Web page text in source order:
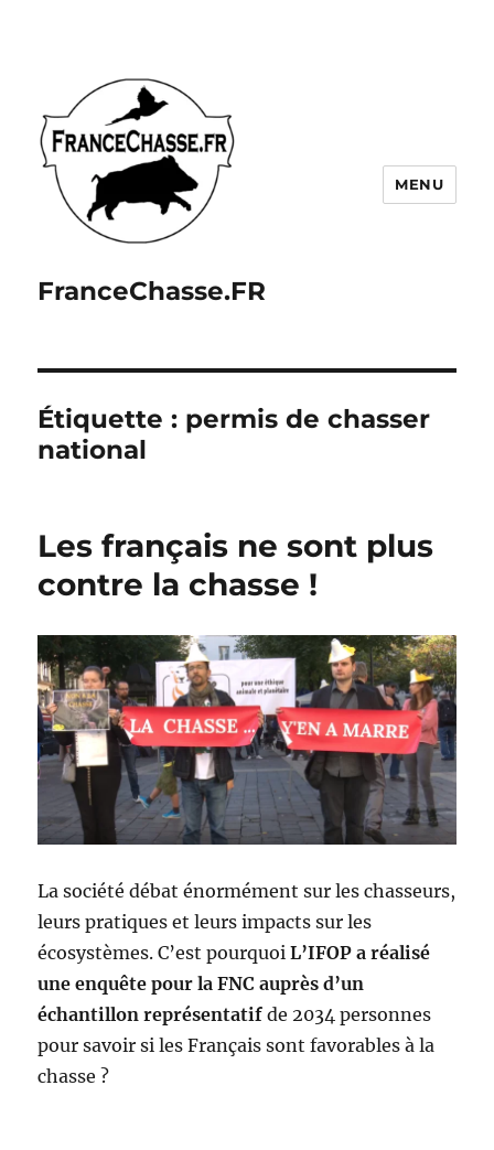
FranceChasse.FR
MENU
Étiquette : permis de chasser
national
Les français ne sont plus
contre la chasse !
La société débat énormément sur les chasseurs,
leurs pratiques et leurs impacts sur les
écosystèmes. C’est pourquoiL’IFOP a réalisé
une enquête pour la FNC auprès d’un
échantillon représentatif de 2034 personnes
pour savoir si les Français sont favorables à la
chasse ?